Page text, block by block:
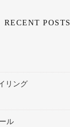
RECENT POSTS
リング
ル